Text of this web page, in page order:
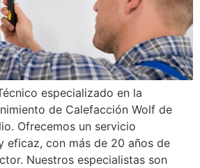
especializado en la
de Calefacción Wolf de
Ofrecemos un servicio
eficaz, con más de 20 años de
Nuestros especialistas son